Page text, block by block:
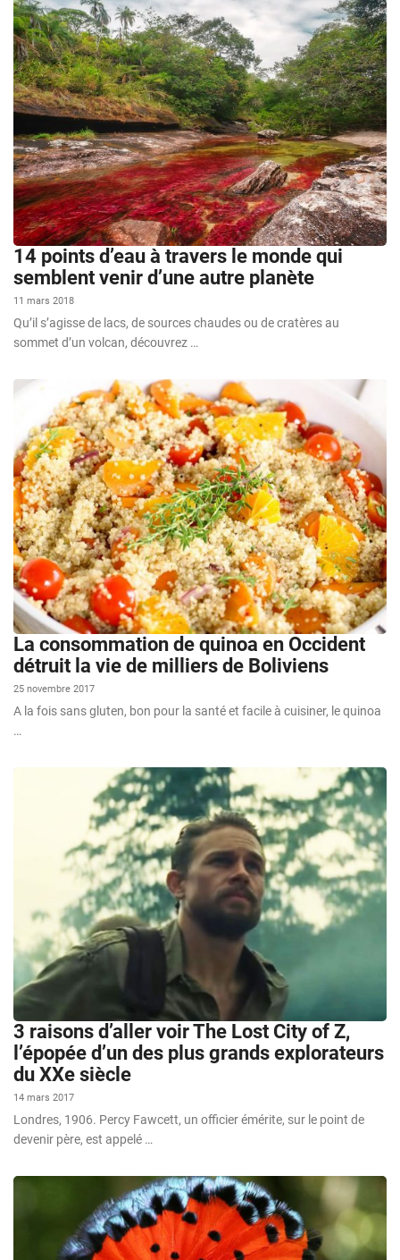
14 points d’eau à travers le monde qui
semblent venir d’une autre planète
11 mars 2018
Qu’il s’agisse de lacs, de sources chaudes ou de cratères au
sommet d’un volcan, découvrez …
La consommation de quinoa en Occident
détruit la vie de milliers de Boliviens
25 novembre 2017
A la fois sans gluten, bon pour la santé et facile à cuisiner, le quinoa
…
3 raisons d’aller voir The Lost City of Z,
l’épopée d’un des plus grands explorateurs
du XXe siècle
14 mars 2017
Londres, 1906. Percy Fawcett, un officier émérite, sur le point de
devenir père, est appelé …